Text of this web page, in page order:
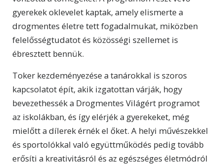
gyerekek oklevelet kaptak, amely elismerte a
drogmentes életre tett fogadalmukat, miközben
felelősségtudatot és közösségi szellemet is
ébresztett bennük.
Toker kezdeményezése a tanárokkal is szoros
kapcsolatot épít, akik izgatottan várják, hogy
bevezethessék a Drogmentes Világért programot
az iskolákban, és így elérjék a gyerekeket, még
mielőtt a dílerek érnék el őket. A helyi művészekkel
és sportolókkal való együttműködés pedig tovább
erősíti a kreativitásról és az egészséges életmódról